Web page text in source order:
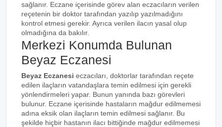
sağlanır. Eczane içerisinde görev alan eczacıların verilen
reçetenin bir doktor tarafından yazılıp yazılmadığını
kontrol etmesi gerekir. Ayrıca verilen ilacın yasal olup
olmadığına da bakılır.
Merkezi Konumda Bulunan
Beyaz Eczanesi
Beyaz Eczanesi eczacıları, doktorlar tarafından reçete
edilen ilaçların vatandaşlara temin edilmesi için gerekli
yönlendirmeleri yapar. Bunun yanında bazı görevleri
bulunur. Eczane içerisinde hastaların mağdur edilmemesi
adına eksik olan ilaçların temin edilmesi sağlanır. Bu
şekilde hiçbir hastanın ilacı bittiğinde mağdur edilmemesi